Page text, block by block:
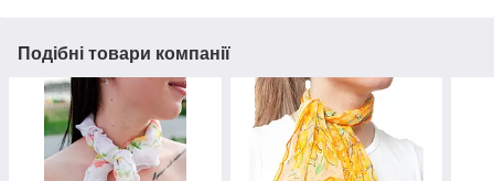
Подібні товари компанії